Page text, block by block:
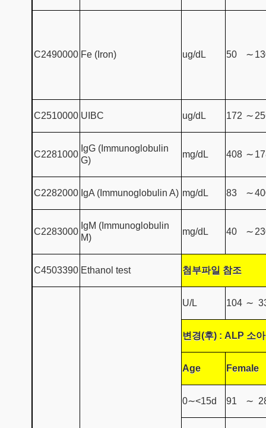
C2490000 Fe (Iron) ug/dL 50 ∼
C2510000 UIBC ug/dL 172 ∼
C2281000
IgG (Immunoglobulin
G)
mg/dL 408 ∼
C2282000 IgA (Immunoglobulin A) mg/dL 83 ∼
C2283000
IgM (Immunoglobulin
M)
mg/dL 40 ∼
C4503390 Ethanol test 첨부파일 참조
U/L 104 ∼
변경(후) : ALP 소
Age Female
0∼<15d 91 ∼